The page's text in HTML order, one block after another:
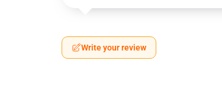
Write your review